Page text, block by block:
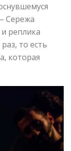
Сережа
реплика
то есть
которая